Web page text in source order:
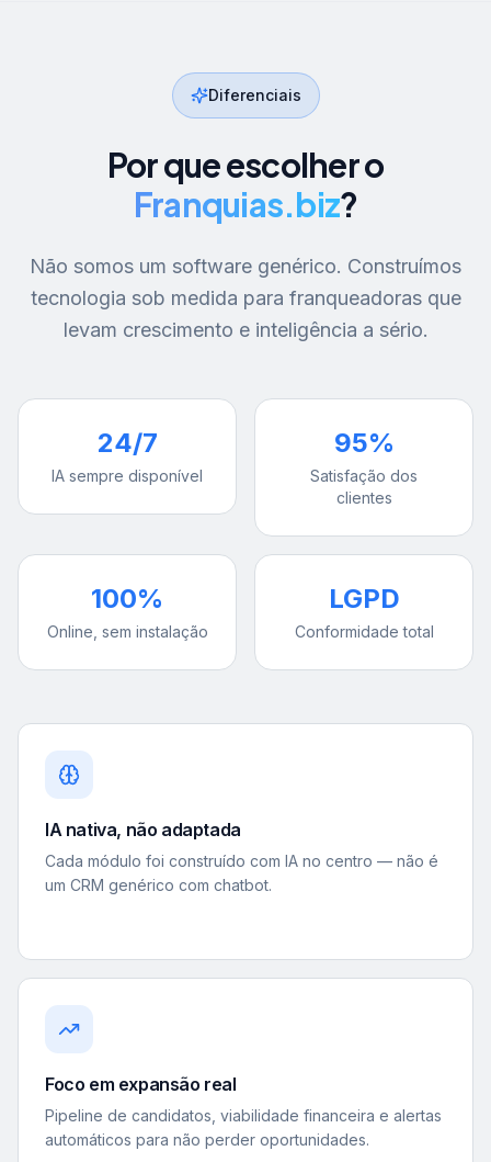
Diferenciais
Por que escolher o
Franquias.biz?
Não somos um software genérico. Construímos
tecnologia sob medida para franqueadoras que
levam crescimento e inteligência a sério.
24/7
IA sempre disponível
95%
Satisfação dos
clientes
100%
Online, sem instalação
LGPD
Conformidade total
IA nativa, não adaptada
Cada módulo foi construído com IA no centro — não é
um CRM genérico com chatbot.
Foco em expansão real
Pipeline de candidatos, viabilidade financeira e alertas
automáticos para não perder oportunidades.